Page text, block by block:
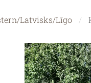
Latvisks/Līgo